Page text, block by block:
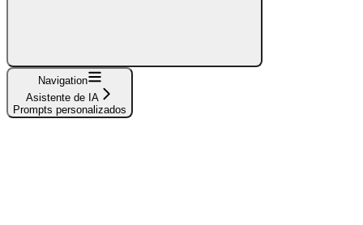
Navigation
Asistente de IA
Prompts personalizados